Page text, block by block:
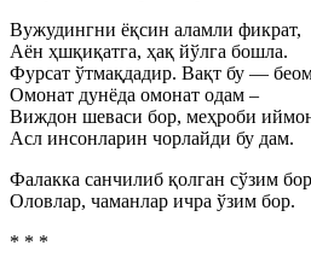
Вужудингни ёқсин аламли фикрат,
Аён ҳшқиқатга, ҳақ йўлга бошла.
Фурсат ўтмақдадир. Вақт бу —
Омонат дунёда омонат одам –
Виждон шеваси бор, меҳроби
Асл инсонларин чорлайди бу дам.
Фалакка санчилиб қолган сўзим
Оловлар, чаманлар ичра ўзим бор.
* * *